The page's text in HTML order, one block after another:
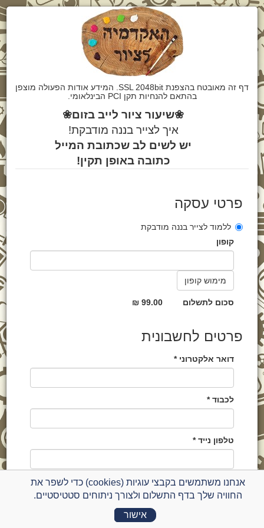
דף זה מאובטח בהצפנת SSL 2048bit. המידע אודות הפעולה מוצפן
בהתאם להנחיות תקן PCI הבינלאומי.
❀שיעור ציור לייב בזום❀
איך לצייר בננה מודבקת!
יש לשים לב שכתובת המייל
כתובה באופן תקין!
פרטי עסקה
ללמוד לצייר בננה מודבקת
קופון
סכום לתשלום 99.00 ₪
פרטים לחשבונית
דואר אלקטרוני *
לכבוד *
טלפון נייד *
תשלום בכרטיס אשראי
פרטי כרטיס אשראי
אנחנו משתמשים בקבצי עוגיות (cookies) כדי לשפר את
החוויה שלך בדף התשלום ולצורך ניתוחים סטטיסטיים.